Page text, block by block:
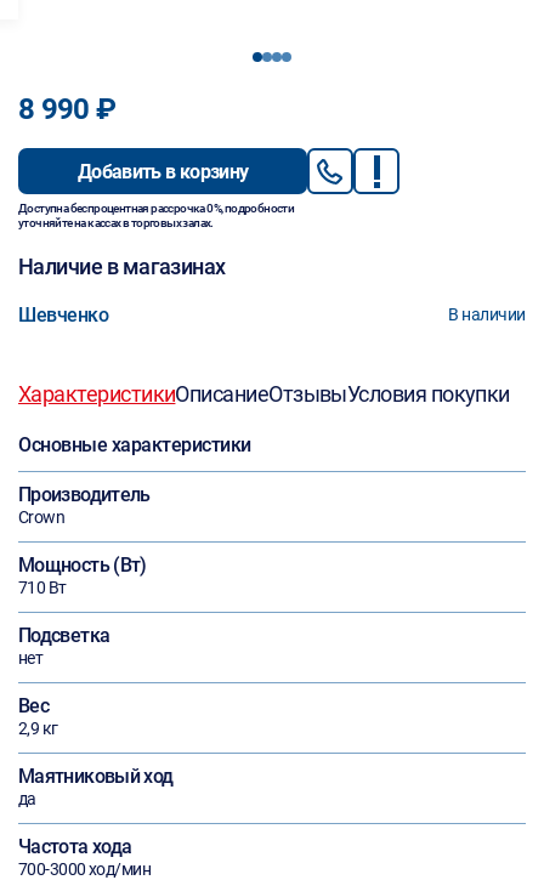
1234
8 990 ₽
Добавить в корзину
Доступна беспроцентная рассрочка 0%, подробности
уточняйте на кассах в торговых залах.
Наличие в магазинах
Шевченко В наличии
ХарактеристикиОписаниеОтзывыУсловия покупки
Основные характеристики
Производитель
Crown
Мощность (Вт)
710 Вт
Подсветка
нет
Вес
2,9 кг
Маятниковый ход
да
Частота хода
700-3000 ход/мин